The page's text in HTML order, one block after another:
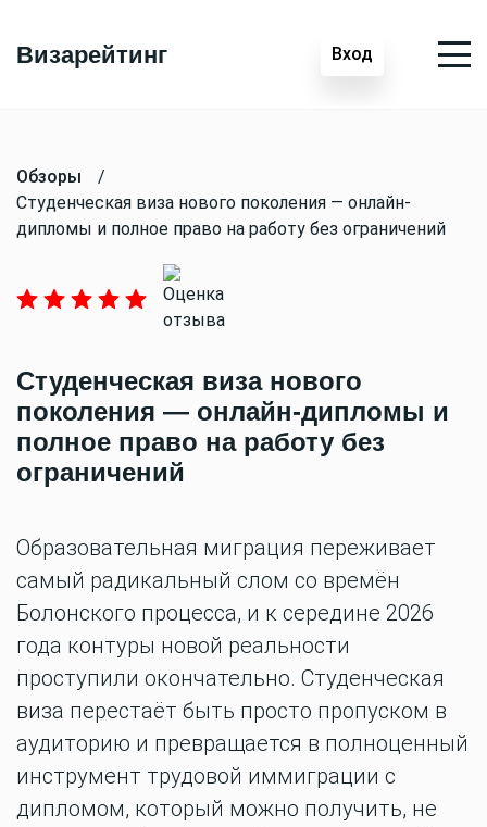
Визарейтинг Вход
Обзоры
/
Студенческая виза нового поколения — онлайн-
дипломы и полное право на работу без ограничений
Студенческая виза нового
поколения — онлайн-дипломы и
полное право на работу без
ограничений
Образовательная миграция переживает
самый радикальный слом со времён
Болонского процесса, и к середине 2026
года контуры новой реальности
проступили окончательно. Студенческая
виза перестаёт быть просто пропуском в
аудиторию и превращается в полноценный
инструмент трудовой иммиграции с
дипломом, который можно получить, не